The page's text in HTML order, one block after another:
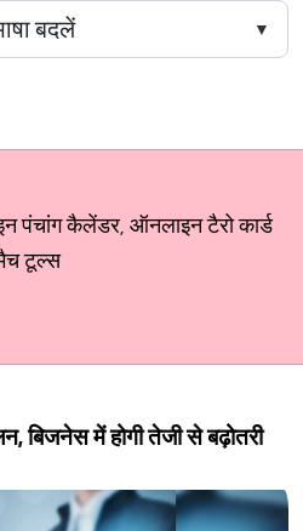
पंचांग कैलेंडर, ऑनलाइन टैरो कार्ड
टूल्स
बिजनेस में होगी तेजी से बढ़ोतरी